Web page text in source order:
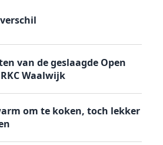
van de geslaagde Open
Waalwijk
om te koken, toch lekker